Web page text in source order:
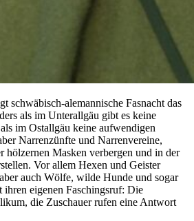
schwäbisch-alemannische Fasnacht das
als im Unterallgäu gibt es keine
im Ostallgäu keine aufwendigen
Narrenzünfte und Narrenvereine,
hölzernen Masken verbergen und in der
Vor allem Hexen und Geister
auch Wölfe, wilde Hunde und sogar
ihren eigenen Faschingsruf: Die
die Zuschauer rufen eine Antwort